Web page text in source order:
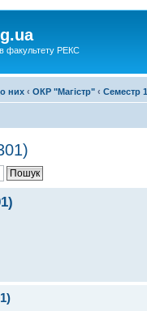
факультету РЕКС
них ‹ ОКР "Магістр" ‹ Семестр